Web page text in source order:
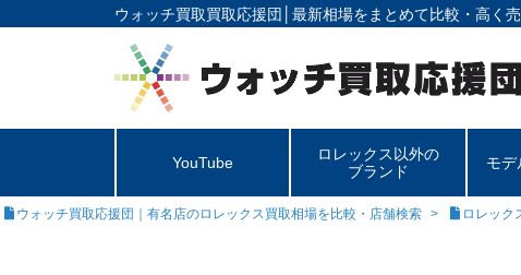
ウォッチ買取買取応援団│ 最新相場をまとめて比較・高く
YouTube
ロレックス以外の
ブランド
モデ
ウォッチ買取応援団｜有名店のロレックス買取相場を比較・店舗検索 ロレック